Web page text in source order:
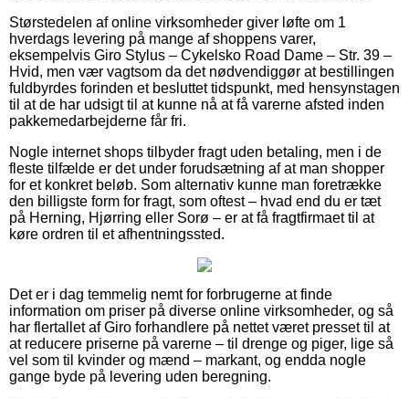
Størstedelen af online virksomheder giver løfte om 1
hverdags levering på mange af shoppens varer,
eksempelvis Giro Stylus – Cykelsko Road Dame – Str. 39 –
Hvid, men vær vagtsom da det nødvendiggør at bestillingen
fuldbyrdes forinden et besluttet tidspunkt, med hensynstagen
til at de har udsigt til at kunne nå at få varerne afsted inden
pakkemedarbejderne får fri.
Nogle internet shops tilbyder fragt uden betaling, men i de
fleste tilfælde er det under forudsætning af at man shopper
for et konkret beløb. Som alternativ kunne man foretrække
den billigste form for fragt, som oftest – hvad end du er tæt
på Herning, Hjørring eller Sorø – er at få fragtfirmaet til at
køre ordren til et afhentningssted.
Det er i dag temmelig nemt for forbrugerne at finde
information om priser på diverse online virksomheder, og så
har flertallet af Giro forhandlere på nettet været presset til at
at reducere priserne på varerne – til drenge og piger, lige så
vel som til kvinder og mænd – markant, og endda nogle
gange byde på levering uden beregning.